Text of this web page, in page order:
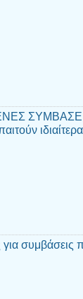
για